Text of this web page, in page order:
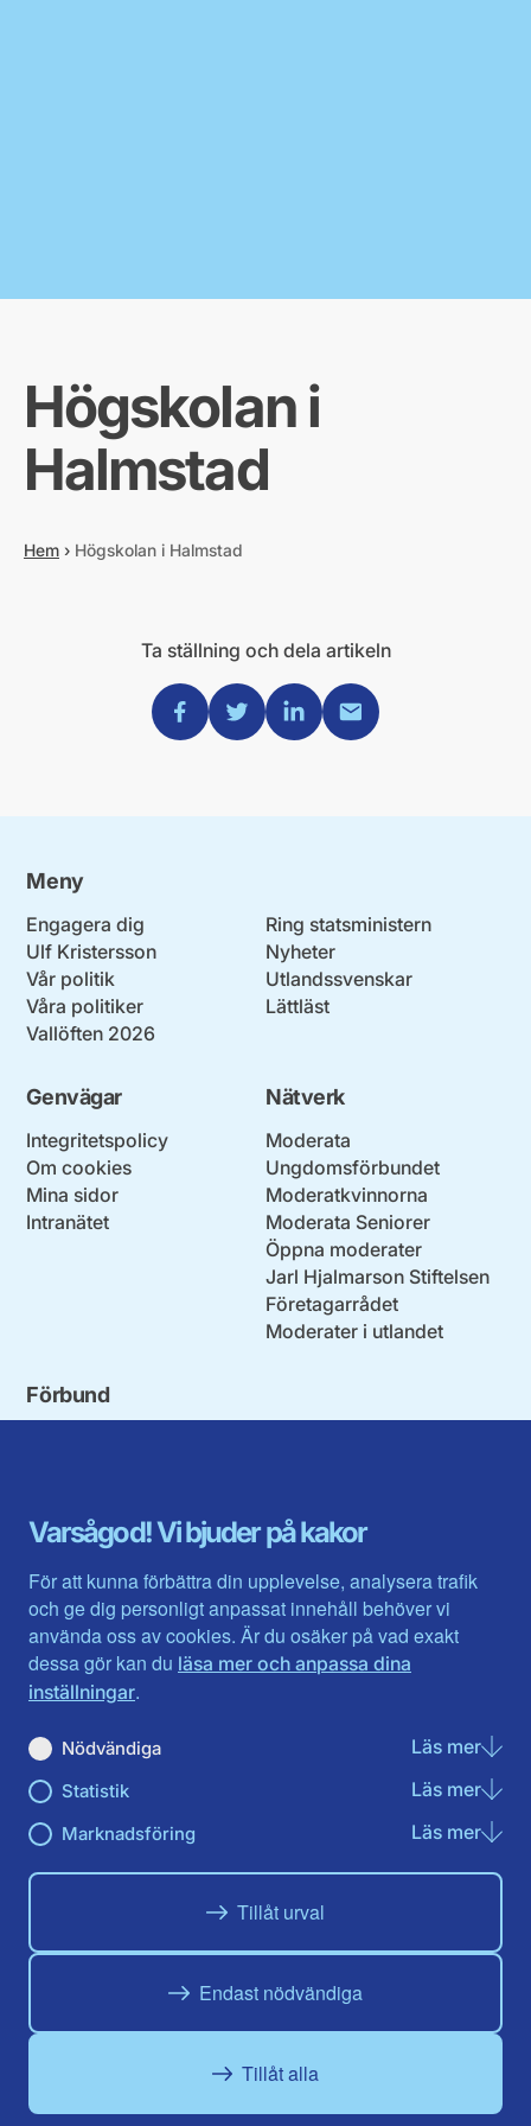
Varsågod! Vi bjuder på kakor
För att kunna förbättra din upplevelse, analysera trafik
och ge dig personligt anpassat innehåll behöver vi
använda oss av cookies. Är du osäker på vad exakt
dessa gör kan du läsa mer och anpassa dina
inställningar.
Nödvändiga Läs merom
Statistik Läs merom
Marknadsföring Läs merom
Tillåt urval
Endast nödvändiga
Tillåt alla
Högskolan i
Halmstad
Hem › Högskolan i Halmstad
Ta ställning och dela artikeln
Dela via Facebook
Dela via Twitter
Dela via Linkedin
Dela via Mail
Meny
Engagera dig
Ulf Kristersson
Vår politik
Våra politiker
Vallöften 2026
Ring statsministern
Nyheter
Utlandssvenskar
Lättläst
Genvägar
Integritetspolicy
Om cookies
Mina sidor
Intranätet
Nätverk
Moderata
Ungdomsförbundet
Moderatkvinnorna
Moderata Seniorer
Öppna moderater
Jarl Hjalmarson Stiftelsen
Företagarrådet
Moderater i utlandet
Förbund
Gävleborg
Halland
Jämtlands län
Jönköpings län
Kalmar län
Kronobergs län
Norrbotten
Skåne län
Värmlands län
Västerbotten
Västra Götaland
Västernorrland
Västmanland
Örebro län
Östergötland
Du hittar oss här på sociala medier
Facebook
Instagram